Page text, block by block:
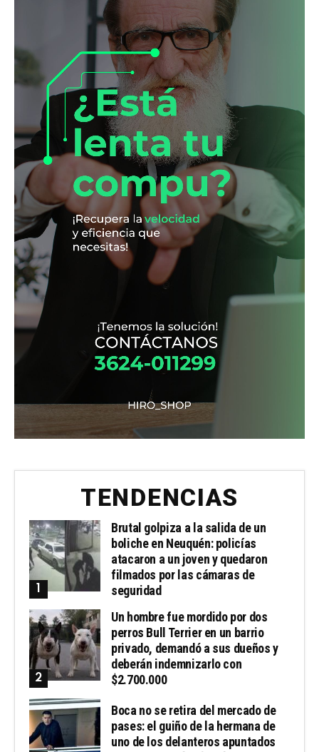
TENDENCIAS
Brutal golpiza a la salida de un
boliche en Neuquén: policías
atacaron a un joven y quedaron
filmados por las cámaras de
seguridad
Un hombre fue mordido por dos
perros Bull Terrier en un barrio
privado, demandó a sus dueños y
deberán indemnizarlo con
$2.700.000
Boca no se retira del mercado de
pases: el guiño de la hermana de
uno de los delanteros apuntados